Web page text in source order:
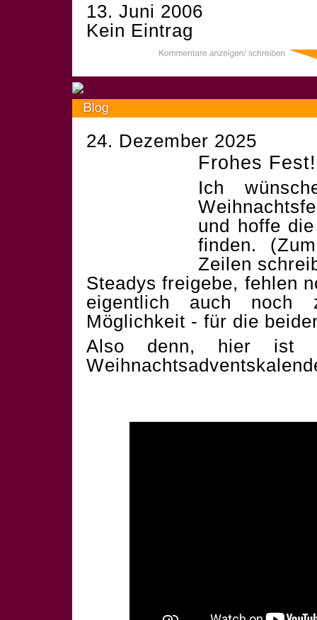
13. Juni 2006
Kein Eintrag
24. Dezember 2025
Frohes Fest!
Ich
und hoffe
finden.
Zeilen
Steadys freigebe, fehlen
eigentlich auch noch
Möglichkeit - für die
Also denn, hier ist